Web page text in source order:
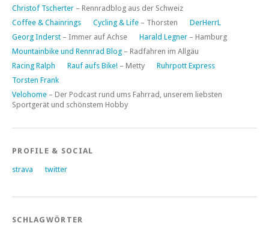
Christof Tscherter – Rennradblog aus der Schweiz
Coffee & Chainrings
Cycling & Life – Thorsten
DerHerrL
Georg Inderst – Immer auf Achse Harald Legner – Hamburg
Mountainbike und Rennrad Blog – Radfahren im Allgäu
Racing Ralph
Rauf aufs Bike! – Metty
Ruhrpott Express
Torsten Frank
Velohome – Der Podcast rund ums Fahrrad, unserem liebsten
Sportgerät und schönstem Hobby
PROFILE & SOCIAL
strava twitter
SCHLAGWÖRTER